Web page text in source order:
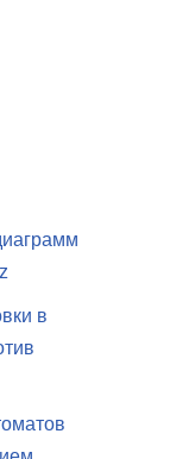
в